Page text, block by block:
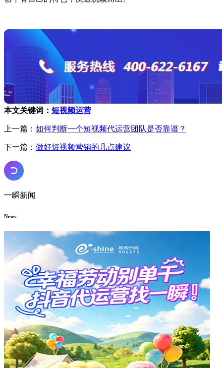
本文关键词： 短视频运营
上一篇： 如何判断一个短视频代运营团队是否靠谱？
下一篇： 做好短视频营销的几点建议
一瞬新闻
News